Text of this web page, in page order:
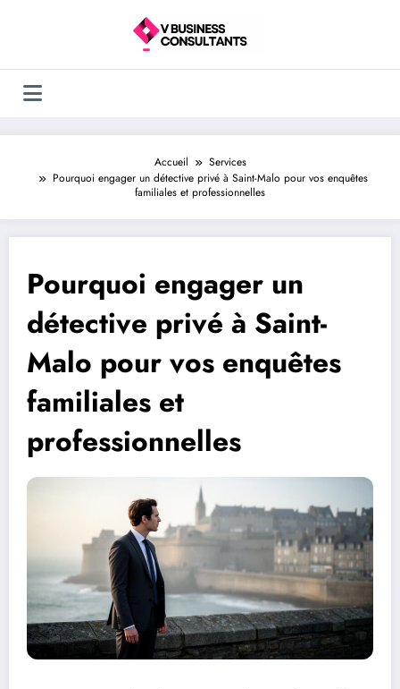
Accueil
Services
Pourquoi engager un détective privé à Saint-Malo pour vos enquêtes
familiales et professionnelles
Pourquoi engager un
détective privé à Saint-
Malo pour vos enquêtes
familiales et
professionnelles